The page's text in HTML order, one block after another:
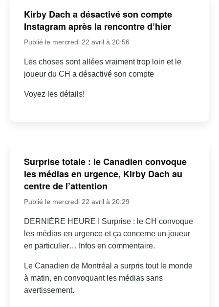
Kirby Dach a désactivé son compte
Instagram après la rencontre d’hier
Publié le mercredi 22 avril à 20:56
Les choses sont allées vraiment trop loin et le
joueur du CH a désactivé son compte
Voyez les détails!
Surprise totale : le Canadien convoque
les médias en urgence, Kirby Dach au
centre de l’attention
Publié le mercredi 22 avril à 20:29
DERNIÈRE HEURE I Surprise : le CH convoque
les médias en urgence et ça concerne un joueur
en particulier… Infos en commentaire.
Le Canadien de Montréal a surpris tout le monde
à matin, en convoquant les médias sans
avertissement.